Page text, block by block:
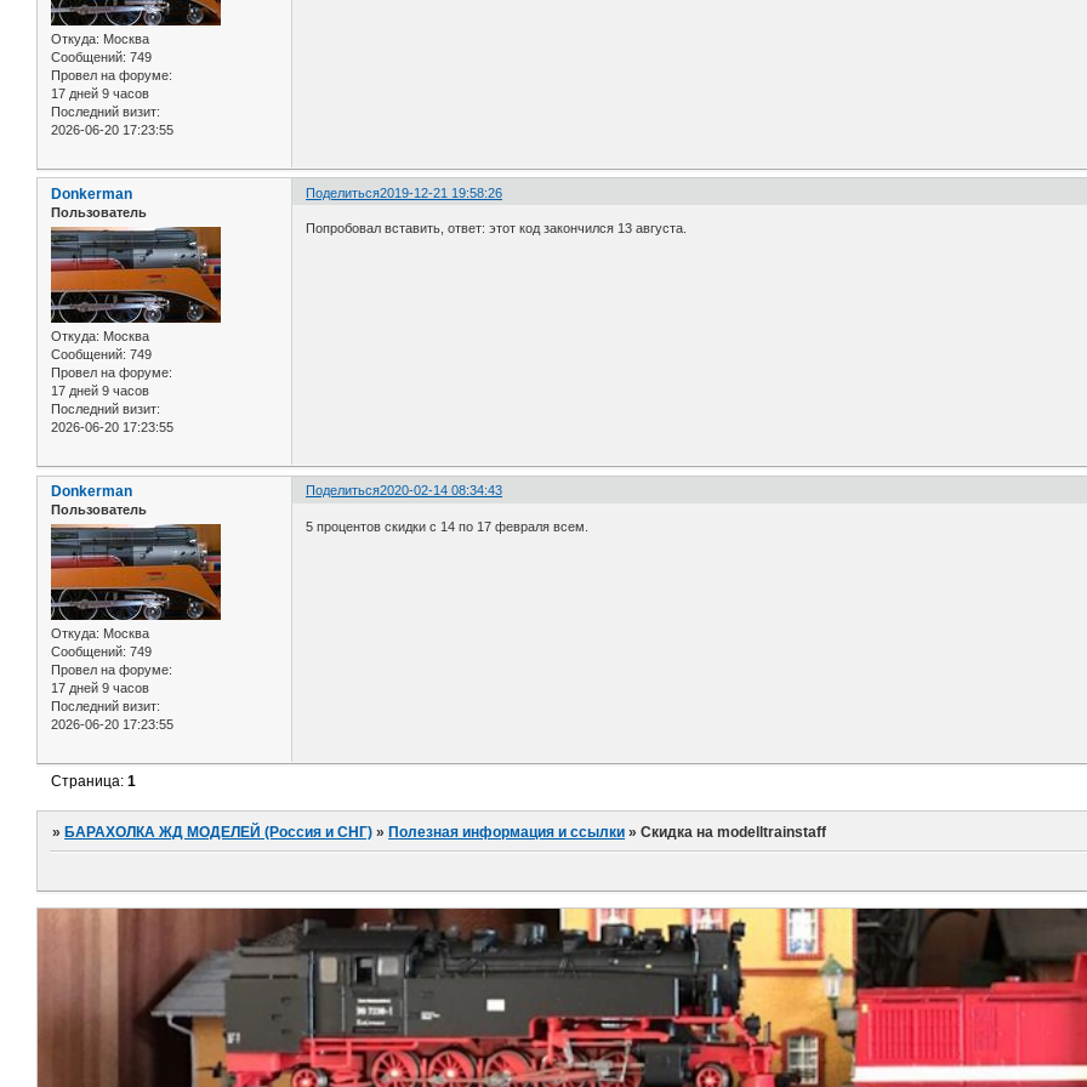
Откуда: Москва
Сообщений: 749
Провел на форуме:
17 дней 9 часов
Последний визит:
2026-06-20 17:23:55
Поделиться2019-12-21 19:58:26
Donkerman
Пользователь
Откуда: Москва
Сообщений: 749
Провел на форуме:
17 дней 9 часов
Последний визит:
2026-06-20 17:23:55
Попробовал вставить, ответ: этот код закончился 13 августа.
Поделиться2020-02-14 08:34:43
Donkerman
Пользователь
Откуда: Москва
Сообщений: 749
Провел на форуме:
17 дней 9 часов
Последний визит:
2026-06-20 17:23:55
5 процентов скидки с 14 по 17 февраля всем.
Страница:1
» БАРАХОЛКА ЖД МОДЕЛЕЙ (Россия и СНГ) » Полезная информация и ссылки »Скидка на modelltrainstaff